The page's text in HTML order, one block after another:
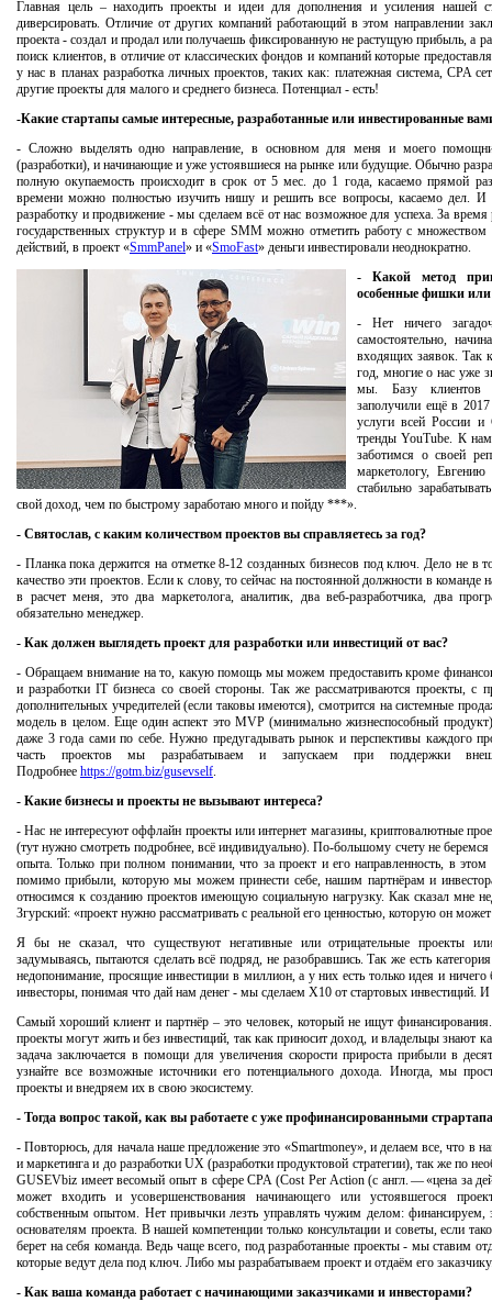
Главная цель – находить проекты и идеи для дополнения и усиления нашей
диверсировать. Отличие от других компаний работающий в этом направлении
проекта - создал и продал или получаешь фиксированную не растущую прибыль, а
поиск клиентов, в отличие от классических фондов и компаний которые
у нас в планах разработка личных проектов, таких как: платежная система, CPA
другие проекты для малого и среднего бизнеса. Потенциал - есть!
-Какие стартапы самые интересные, разработанные или инвестированные
- Сложно выделять одно направление, в основном для меня и моего
(разработки), и начинающие и уже устоявшиеся на рынке или будущие. Обычно
полную окупаемость происходит в срок от 5 мес. до 1 года, касаемо прямой
времени можно полностью изучить нишу и решить все вопросы, касаемо дел. И
разработку и продвижение - мы сделаем всё от нас возможное для успеха. За
государственных структур и в сфере SMM можно отметить работу с
действий, в проект «SmmPanel» и «SmoFast» деньги инвестировали неоднократно.
- Какой метод
особенные фишки или
- Нет ничего
самостоятельно,
входящих заявок. Так
год, многие о нас уже
мы. Базу клиентов
заполучили ещё в 2017
услуги всей России
тренды YouTube. К
заботимся о своей
маркетологу,
стабильно
свой доход, чем по быстрому заработаю много и пойду ***».
- Святослав, с каким количеством проектов вы справляетесь за год?
- Планка пока держится на отметке 8-12 созданных бизнесов под ключ. Дело не в
качество эти проектов. Если к слову, то сейчас на постоянной должности в команде
в расчет меня, это два маркетолога, аналитик, два веб-разработчика, два
обязательно менеджер.
- Как должен выглядеть проект для разработки или инвестиций от вас?
- Обращаем внимание на то, какую помощь мы можем предоставить кроме
и разработки IT бизнеса со своей стороны. Так же рассматриваются проекты, с
дополнительных учредителей (если таковы имеются), смотрится на системные
модель в целом. Еще один аспект это MVP (минимально жизнеспособный
даже 3 года сами по себе. Нужно предугадывать рынок и перспективы каждого
часть проектов мы разрабатываем и запускаем при поддержки
Подробнее https://gotm.biz/gusevself.
- Какие бизнесы и проекты не вызывают интереса?
- Нас не интересуют оффлайн проекты или интернет магазины, криптовалютные
(тут нужно смотреть подробнее, всё индивидуально). По-большому счету не беремся
опыта. Только при полном понимании, что за проект и его направленность, в
помимо прибыли, которую мы можем принести себе, нашим партнёрам и
относимся к созданию проектов имеющую социальную нагрузку. Как сказал мне
Згурский: «проект нужно рассматривать с реальной его ценностью, которую он
Я бы не сказал, что существуют негативные или отрицательные проекты
задумываясь, пытаются сделать всё подряд, не разобравшись. Так же есть
недопонимание, просящие инвестиции в миллион, а у них есть только идея и
инвесторы, понимая что дай нам денег - мы сделаем X10 от стартовых инвестиций. И
Самый хороший клиент и партнёр – это человек, который не ищут
проекты могут жить и без инвестиций, так как приносит доход, и владельцы знают
задача заключается в помощи для увеличения скорости прироста прибыли в
узнайте все возможные источники его потенциального дохода. Иногда, мы
проекты и внедряем их в свою экосистему.
- Тогда вопрос такой, как вы работаете с уже профинансированными
- Повторюсь, для начала наше предложение это «Smartmoney», и делаем все, что в
и маркетинга и до разработки UX (разработки продуктовой стратегии), так же по
GUSEVbiz имеет весомый опыт в сфере CPA (Cost Per Action (с англ. — «цена за
может входить и усовершенствования начинающего или устоявшегося
собственным опытом. Нет привычки лезть управлять чужим делом: финансируем,
основателям проекта. В нашей компетенции только консультации и советы, если
берет на себя команда. Ведь чаще всего, под разработанные проекты - мы ставим
которые ведут дела под ключ. Либо мы разрабатываем проект и отдаём его
- Как ваша команда работает с начинающими заказчиками и инвесторами?